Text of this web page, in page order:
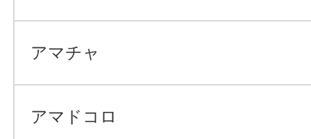
アマチャ
アマドコロ